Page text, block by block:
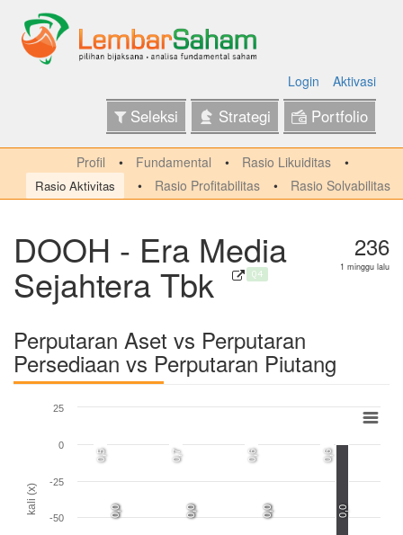
Login Aktivasi
Seleksi Strategi Portfolio
Profil Fundamental Rasio Likuiditas
Rasio Aktivitas Rasio Profitabilitas Rasio Solvabilitas
DOOH - Era Media
Sejahtera Tbk Q4
236
1 minggu lalu
Perputaran Aset vs Perputaran
Persediaan vs Perputaran Piutang
kali (x)
0,5 0,7 0,6 0,6
0,0 0,0 0,0
0,0 0,0 0,0 0,0
-50
-25
0
25